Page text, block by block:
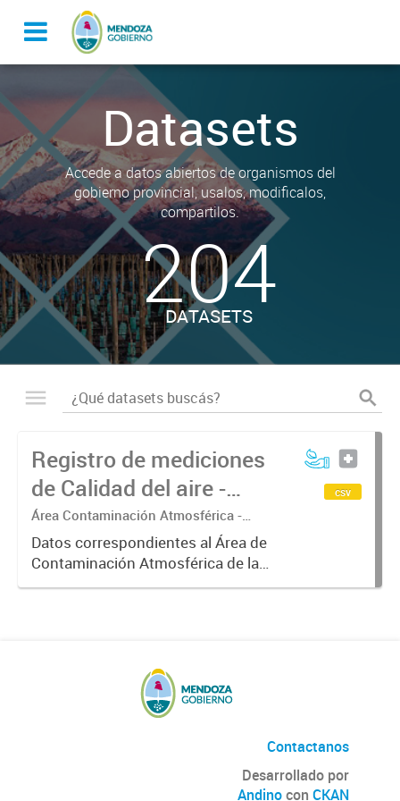
Datasets
Accede a datos abiertos de organismos del
gobierno provincial, usalos, modificalos,
compartilos.
204
DATASETS
Registro de mediciones
de Calidad del aire -
Meteorología
Área Contaminación Atmosférica -
Dirección de Protección Ambiental
Datos correspondientes al Área de
Contaminación Atmosférica de la
Dirección de Protección Ambiental.
csv
Contactanos
Desarrollado por
Andinocon CKAN